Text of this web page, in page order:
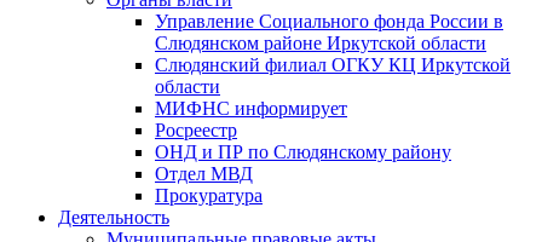
Управление Социального фонда России в
Слюдянском районе Иркутской области
Слюдянский филиал ОГКУ КЦ Иркутской
области
МИФНС информирует
Росреестр
ОНД и ПР по Слюдянскому району
Отдел МВД
Прокуратура
Деятельность